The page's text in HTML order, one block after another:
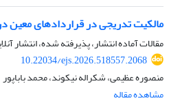
مالکیت تدریجی در قراردادهای معین
مقالات آماده انتشار، پذیرفته شده، انتشار
10.22034/ejs.2026.518557.2068
منصوره عظیمی، شکراله نیکوند، محمد باباپور
مشاهده مقاله